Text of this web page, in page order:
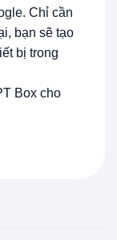
Chỉ cần
bạn sẽ tạo
bị trong
Box cho